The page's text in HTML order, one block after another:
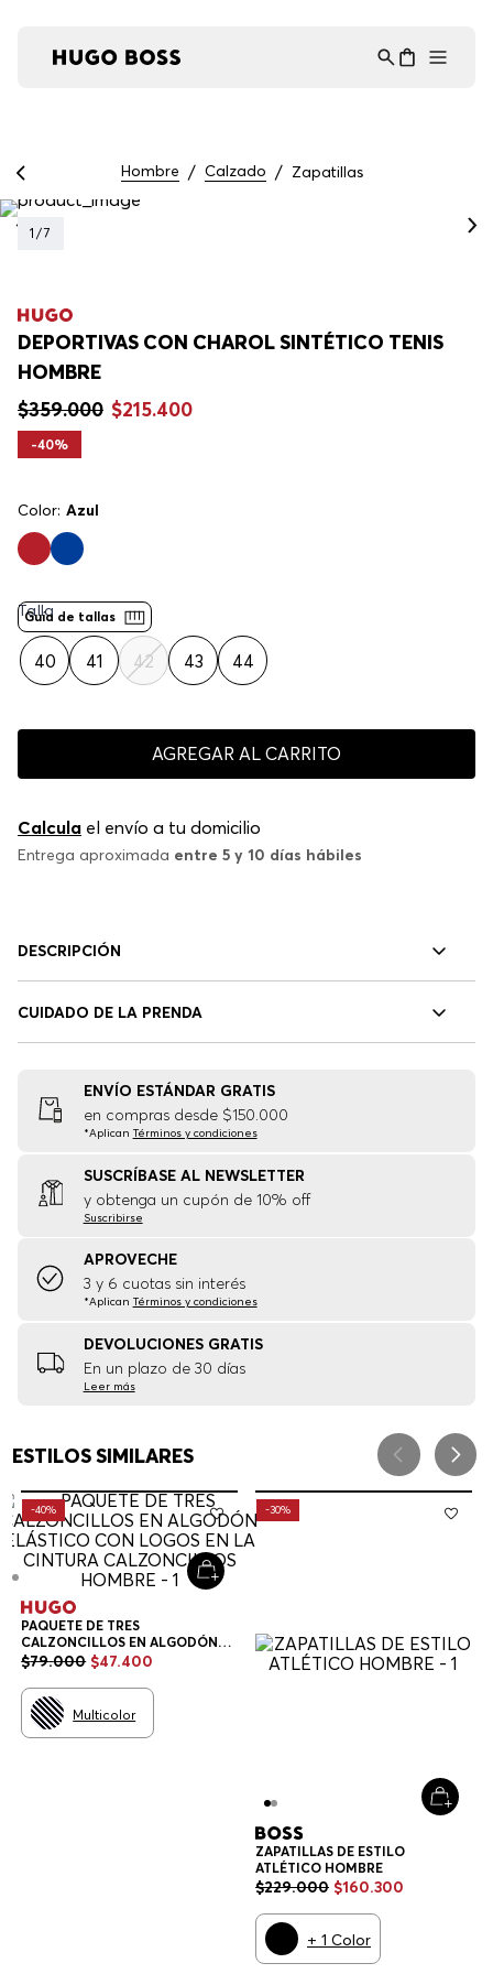
Hombre Calzado Zapatillas
1 /7
DEPORTIVAS CON CHAROL SINTÉTICO TENIS
HOMBRE
$359.000 $215.400
-40%
Color: Azul
Guía de tallas
Talla
40 41 42 43 44
AGREGAR AL CARRITO
Calcula el envío a tu domicilio
Entrega aproximada entre 5 y 10 días hábiles
DESCRIPCIÓN
CUIDADO DE LA PRENDA
ENVÍO ESTÁNDAR GRATIS
en compras desde $150.000
*Aplican Términos y condiciones
SUSCRÍBASE AL NEWSLETTER
y obtenga un cupón de 10% off
Suscribirse
APROVECHE
3 y 6 cuotas sin interés
*Aplican Términos y condiciones
DEVOLUCIONES GRATIS
En un plazo de 30 días
Leer más
ESTILOS SIMILARES
-40%
PAQUETE DE TRES
CALZONCILLOS EN ALGODÓN
ELÁSTICO CON LOGOS EN LA
HOMBRE
$79.000 $47.400
Multicolor
-30%
ZAPATILLAS DE ESTILO
ATLÉTICO HOMBRE
$229.000 $160.300
+ 1 Color
Asistente Virtual
en línea ⋮